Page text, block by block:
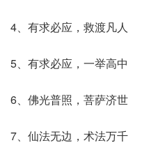
4、有求必应，救渡凡人
5、有求必应，一举高中
6、佛光普照，菩萨济世
7、仙法无边，术法万千